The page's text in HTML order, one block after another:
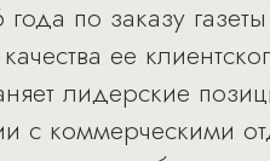
по заказу
ее
лидерские
с коммерческими